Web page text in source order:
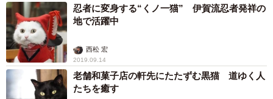
忍者に変身する“くノ一猫” 伊賀流忍者発祥の
地で活躍中
西松 宏
2019.09.14
老舗和菓子店の軒先にたたずむ黒猫 道ゆく人
たちを癒す